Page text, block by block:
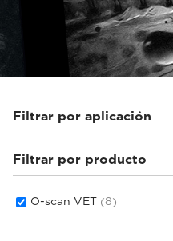
Filtrar por aplicación
Equinos(8)
Filtrar por producto
O-scan VET (8)